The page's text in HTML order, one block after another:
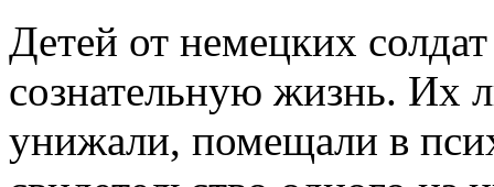
Детей от немецких
сознательную жизнь. Их
унижали, помещали в